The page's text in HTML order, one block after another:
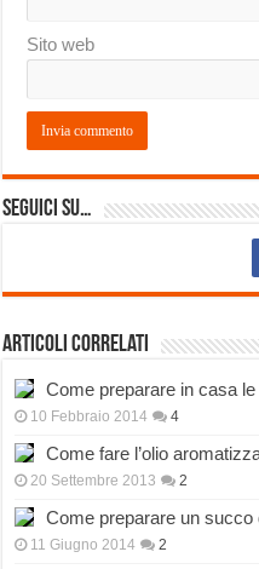
Sito web
Seguici su…
Articoli correlati
Come preparare in casa le
10 Febbraio 2014 4
Come fare l’olio
20 Settembre 2013 2
Come preparare un succo
11 Giugno 2014 2